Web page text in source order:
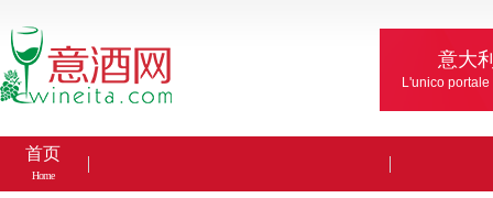
意大
L'unico
首页
Home